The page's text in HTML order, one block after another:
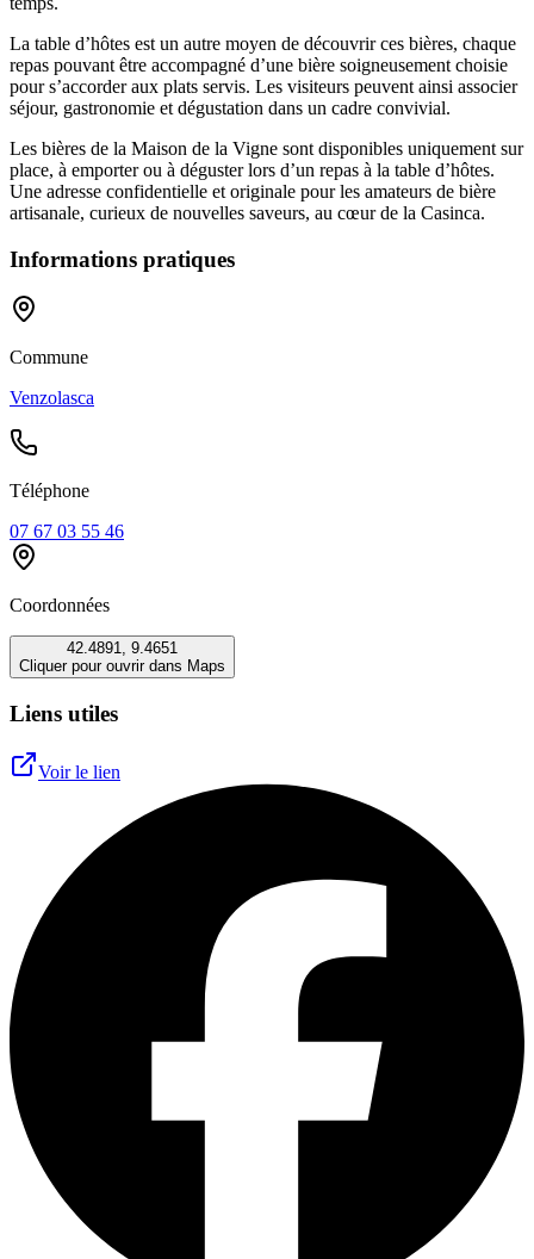
La table d’hôtes est un autre moyen de découvrir ces bières, chaque
repas pouvant être accompagné d’une bière soigneusement choisie
pour s’accorder aux plats servis. Les visiteurs peuvent ainsi associer
séjour, gastronomie et dégustation dans un cadre convivial.
Les bières de la Maison de la Vigne sont disponibles uniquement sur
place, à emporter ou à déguster lors d’un repas à la table d’hôtes.
Une adresse confidentielle et originale pour les amateurs de bière
artisanale, curieux de nouvelles saveurs, au cœur de la Casinca.
Informations pratiques
Commune
Venzolasca
Téléphone
07 67 03 55 46
Coordonnées
42.4891, 9.4651
Cliquer pour ouvrir dans Maps
Liens utiles
Voir le lien